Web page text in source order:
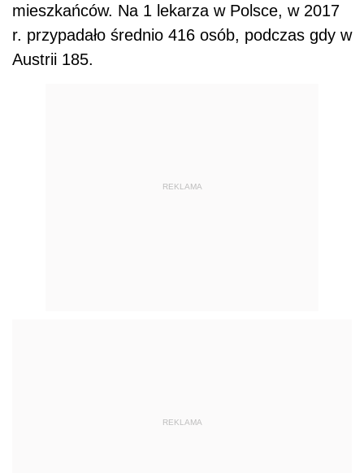
mieszkańców. Na 1 lekarza w Polsce, w 2017
r. przypadało średnio 416 osób, podczas gdy w
Austrii 185.
REKLAMA
REKLAMA